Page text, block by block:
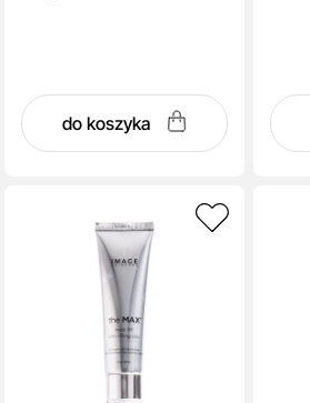
do koszyka